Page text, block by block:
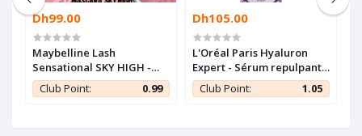
Dh99.00
Maybelline Lash
Sensational SKY HIGH -
Mascara longueur illimité
et volume intense
Club Point: 0.99
Dh105.00
L'Oréal Paris Hyaluron
Expert - Sérum repulpant
à l'acide hyaluronique -
30ml
Club Point: 1.05